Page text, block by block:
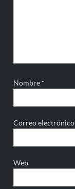
Nombre *
Correo electrónico
Web